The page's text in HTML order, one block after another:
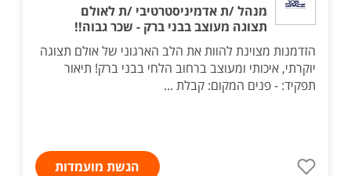
מנהל /ת אדמיניסטרטיבי /ת לאולם
תצוגה מעוצב בבני ברק - שכר גבוה!!
הזדמנות מצוינת להוות את הלב הארגוני של אולם תצוגה
יוקרתי, איכותי ומעוצב ברחוב הלחי בבני ברק! תיאור
תפקיד: - פנים המקום: קבלת ...
הגשת מועמדות